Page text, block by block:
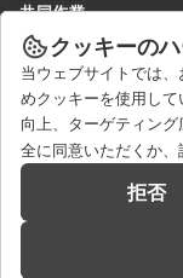
DocSpace
Workspace
コネクター
デスクトップアプリ
モバイルアプリ
共同作業
貢献者向け
翻訳者向け
インフルエンサー向け
求人情報
ニュースを見る
ブログ
ヘルプを得る
フォーラム
セールスに関する質問
パートナーシップに
クッキーの
当ウェブサイトでは
めクッキーを使用し
向上、ターゲティン
全に同意いただくか、
拒否